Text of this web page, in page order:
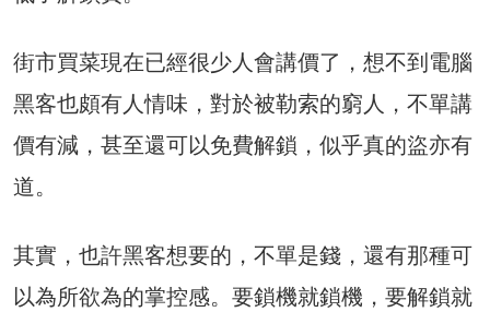
街市買菜現在已經很少人會講價了，想不到電腦
黑客也頗有人情味，對於被勒索的窮人，不單講
價有減，甚至還可以免費解鎖，似乎真的盜亦有
道。
其實，也許黑客想要的，不單是錢，還有那種可
以為所欲為的掌控感。要鎖機就鎖機，要解鎖就